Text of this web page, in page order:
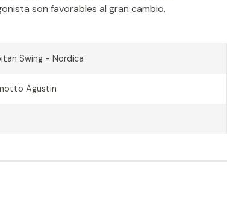
son favorables al gran cambio.
Swing - Nordica
Agustin